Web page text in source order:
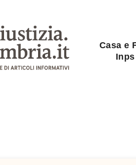
Casa e
Inps